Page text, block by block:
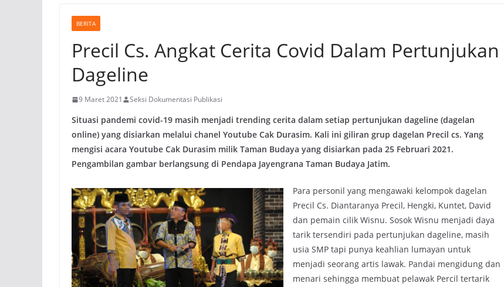
BERITA
Precil Cs. Angkat Cerita Covid Dalam Pertunjukan
Dageline
9 Maret 2021 Seksi Dokumentasi Publikasi
Situasi pandemi covid-19 masih menjadi trending cerita dalam setiap pertunjukan dageline (dagelan
online) yang disiarkan melalui chanel Youtube Cak Durasim. Kali ini giliran grup dagelan Precil cs. Yang
mengisi acara Youtube Cak Durasim milik Taman Budaya yang disiarkan pada 25 Februari 2021.
Pengambilan gambar berlangsung di Pendapa Jayengrana Taman Budaya Jatim.
Para personil yang mengawaki kelompok dagelan
Precil Cs. Diantaranya Precil, Hengki, Kuntet, David
dan pemain cilik Wisnu. Sosok Wisnu menjadi daya
tarik tersendiri pada pertunjukan dageline, masih
usia SMP tapi punya keahlian lumayan untuk
menjadi seorang artis lawak. Pandai mengidung dan
menari sehingga membuat pelawak Percil tertarik